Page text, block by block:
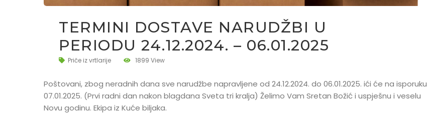
TERMINI DOSTAVE NARUDŽBI U
PERIODU 24.12.2024. – 06.01.2025
Priče iz vrtlarije 1899 View
Poštovani, zbog neradnih dana sve narudžbe napravljene od 24.12.2024. do 06.01.2025. ići će na isporuku
07.01.2025. (Prvi radni dan nakon blagdana Sveta tri kralja) Želimo Vam Sretan Božić i uspješnu i veselu
Novu godinu. Ekipa iz Kuće biljaka.